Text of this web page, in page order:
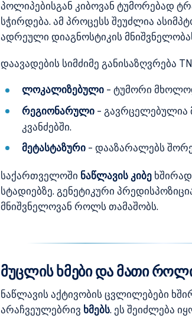
პოლიპებისგან კიბოვან ტუმორებად
სჭირდება. ამ პროცესს შეუძლია
ადრეული დიაგნოსტიკის მნიშვნელობას
დაავადების სიმძიმე განისაზღვრება
ლოკალიზებული– ტუმორი
რეგიონარული– გავრცელებულია
კვანძებში.
მეტასტაზური– დააზარალებს
საქართველოში ნაწლავის კიბეხშირად
სტადიებზე. გენეტიკური
მნიშვნელოვან როლს თამაშობს.
მუცლის ხმები და მათი
ნაწლავის აქტივობის ცვლილებები
არაჩვეულებრივ ხმებს. ეს შეიძლება